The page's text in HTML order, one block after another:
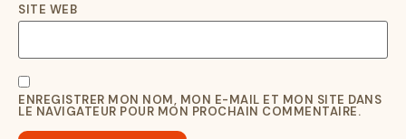
SITE WEB
ENREGISTRER MON NOM, MON E-MAIL ET MON SITE DANS
LE NAVIGATEUR POUR MON PROCHAIN COMMENTAIRE.